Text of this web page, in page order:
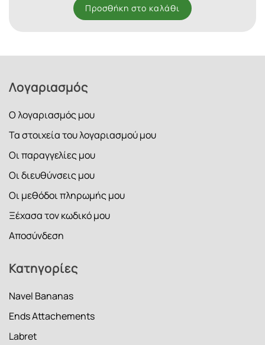
12,00 €
through
Προσθήκη στο καλάθι
Λογαριασμός
Ο λογαριασμός μου
Τα στοιχεία του λογαριασμού μου
Οι παραγγελίες μου
Οι διευθύνσεις μου
Οι μεθόδοι πληρωμής μου
Ξέχασα τον κωδικό μου
Αποσύνδεση
Κατηγορίες
Navel Bananas
Ends Attachements
Labret